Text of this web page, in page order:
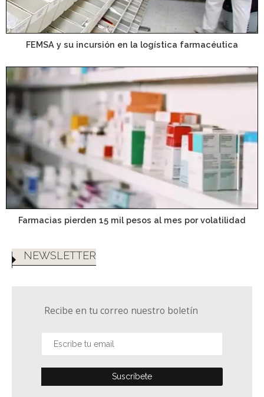
FEMSA y su incursión en la logística farmacéutica
Farmacias pierden 15 mil pesos al mes por volatilidad
NEWSLETTER
Recibe en tu correo nuestro boletín